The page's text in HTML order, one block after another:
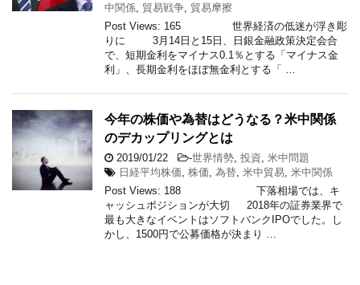
中関係 貿易戦争 貿易摩擦
Post Views: 165 世界経済の低迷が浮き彫
りに 3月14日と15日、日銀金融政策決定会合
で、短期金利をマイナス0.1％とする「マイナス金
利」、長期金利をほぼ無金利とする「 …
今年の株価や為替はどうなる？米中関係
のデカップリングとは
2019/01/22 -世界情勢 投資 米中問題
日経平均株価 株価 為替 米中貿易 米中関係
Post Views: 188 下落相場では、キ
ャッシュポジションが大切 2018年の証券業界で
最も大きなイベントはソフトバンクIPOでした。し
かし、1500円で公募価格が決まり …